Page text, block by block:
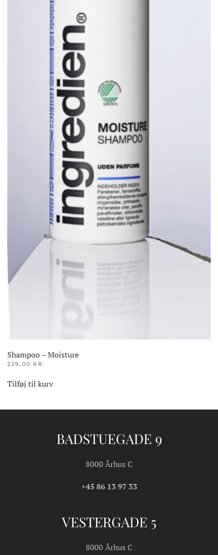
Shampoo – Moisture
229,00 KR.
Tilføj til kurv
BADSTUEGADE 9
8000 Århus C
+45 86 13 97 33
VESTERGADE 5
8000 Århus C